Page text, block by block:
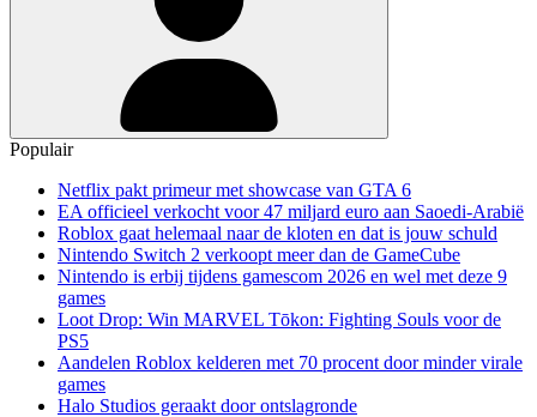
Populair
Netflix pakt primeur met showcase van GTA 6
EA officieel verkocht voor 47 miljard euro aan Saoedi-Arabië
Roblox gaat helemaal naar de kloten en dat is jouw schuld
Nintendo Switch 2 verkoopt meer dan de GameCube
Nintendo is erbij tijdens gamescom 2026 en wel met deze 9
games
Loot Drop: Win MARVEL Tōkon: Fighting Souls voor de
PS5
Aandelen Roblox kelderen met 70 procent door minder virale
games
Halo Studios geraakt door ontslagronde